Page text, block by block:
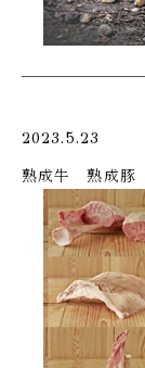
2023.5.23
熟成牛 熟成豚